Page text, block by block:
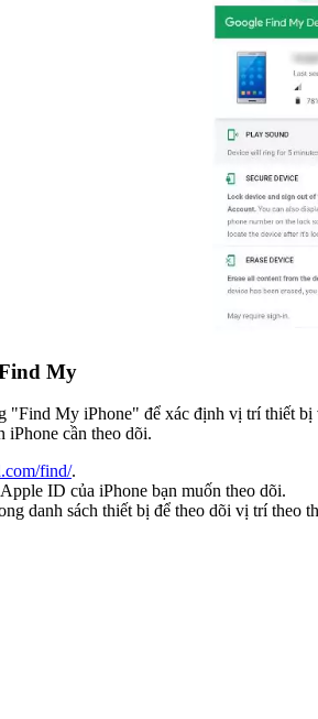
My
"Find My iPhone" để xác định vị trí thiết
iPhone cần theo dõi.
find/.
ID của iPhone bạn muốn theo dõi.
danh sách thiết bị để theo dõi vị trí theo